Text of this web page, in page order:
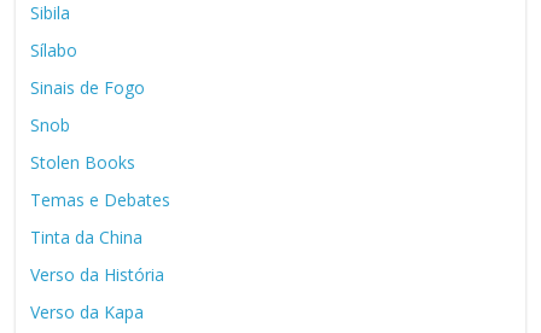
Sibila
Sílabo
Sinais de Fogo
Snob
Stolen Books
Temas e Debates
Tinta da China
Verso da História
Verso da Kapa